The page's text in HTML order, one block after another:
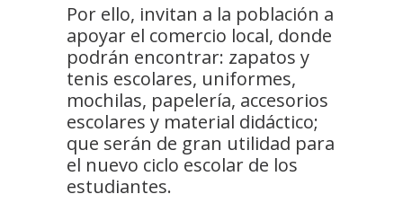
Por ello, invitan a la población a
apoyar el comercio local, donde
podrán encontrar: zapatos y
tenis escolares, uniformes,
mochilas, papelería, accesorios
escolares y material didáctico;
que serán de gran utilidad para
el nuevo ciclo escolar de los
estudiantes.